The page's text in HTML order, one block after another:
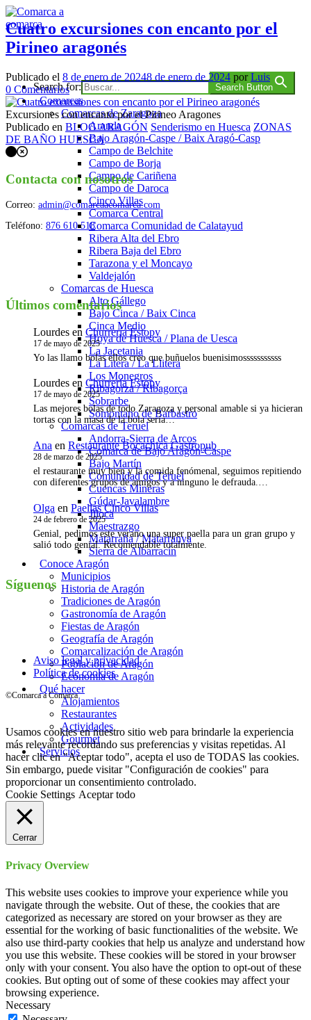
Saltar
al
contenido
Comarca a comarca
Search for: Search Button
Comarcas
Comarcas de Zaragoza
Aranda
Bajo Aragón-Caspe / Baix Aragó-Casp
Campo de Belchite
Campo de Borja
Campo de Cariñena
Campo de Daroca
Cinco Villas
Comarca Central
Comarca Comunidad de Calatayud
Ribera Alta del Ebro
Ribera Baja del Ebro
Tarazona y el Moncayo
Valdejalón
Comarcas de Huesca
Alto Gállego
Bajo Cinca / Baix Cinca
Cinca Medio
Hoya de Huesca / Plana de Uesca
La Jacetania
La Litera / La Llitera
Los Monegros
Ribagorza / Ribagorça
Sobrarbe
Somontano de Barbastro
Comarcas de Teruel
Andorra-Sierra de Arcos
Comarca de Bajo Aragón-Caspe
Bajo Martín
Comunidad de Teruel
Cuencas Mineras
Gúdar-Javalambre
Jiloca
Maestrazgo
Matarraña / Matarranya
Sierra de Albarracín
Conoce Aragón
Municipios
Historia de Aragón
Tradiciones de Aragón
Gastronomía de Aragón
Fiestas de Aragón
Geografía de Aragón
Comarcalización de Aragón
Población de Aragón
Economía de Aragón
Qué hacer
Alojamientos
Restaurantes
Actividades
Gourmet
Servicios
Cuatro excursiones con encanto por el
Pirineo aragonés
Publicado el 8 de enero de 20248 de enero de 2024 por Luis
0 Comentariosen
Cuatro
excursiones
con
encanto
por
Pirineo
aragonés
Excursiones con encanto por el Pirineo Aragones
Publicado en BLOG ARAGÓN Senderismo en Huesca ZONAS
DE BAÑO HUESCA
Navegación
de
puestos
Contacta con nosotros
Correo: admin@comarcaacomarca.com
Teléfono: 876 610 518
Últimos comentarios
Lourdes en Churrería Estopy
17 de mayo de 2025
Yo las llamo bolas ellos creo que buñuelos buenisimosssssssssss
Lourdes en Churrería Estopy
17 de mayo de 2025
Las mejores bolas de todo Zaragoza y personal amable si ya hicieran
tortas con la masa de la bola sería…
Ana en Restaurante Bocachica Gastropub
28 de marzo de 2025
el restaurante muy bien y la comida fenómenal, seguimos repitiendo
con diferentes grupos de amigos y a ninguno le defrauda.…
Olga en Paellas Cinco Villas
24 de febrero de 2025
Genial, pedimos este verano una super paella para un gran grupo y
salió todo genial. Recomendable totalmente.
Síguenos
Aviso legal y privacidad
Política de cookies
©Comarca a Comarca
Usamos cookies en nuestro sitio web para brindarle la experiencia
más relevante recordando sus preferencias y visitas repetidas. Al
hacer clic en "Aceptar todo", acepta el uso de TODAS las cookies.
Sin embargo, puede visitar "Configuración de cookies" para
proporcionar un consentimiento controlado.
Cookie Settings Aceptar todo
Cerrar
Privacy Overview
This website uses cookies to improve your experience while you
navigate through the website. Out of these, the cookies that are
categorized as necessary are stored on your browser as they are
essential for the working of basic functionalities of the website. We
also use third-party cookies that help us analyze and understand how
you use this website. These cookies will be stored in your browser
only with your consent. You also have the option to opt-out of these
cookies. But opting out of some of these cookies may affect your
browsing experience.
Necessary